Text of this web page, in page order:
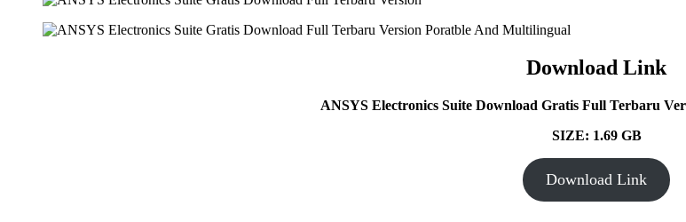
Download Link
ANSYS Electronics Suite Download Gratis Full Terbaru
SIZE: 1.69 GB
Download Link